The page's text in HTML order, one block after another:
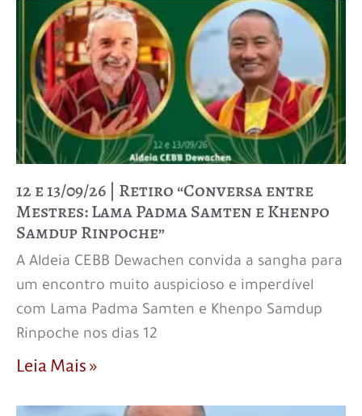
12 e 13/09/26 | Retiro “Conversa entre
Mestres: Lama Padma Samten e Khenpo
Samdup Rinpoche”
A Aldeia CEBB Dewachen convida a sangha para
um encontro muito auspicioso e imperdível
com Lama Padma Samten e Khenpo Samdup
Rinpoche nos dias 12
Leia Mais »